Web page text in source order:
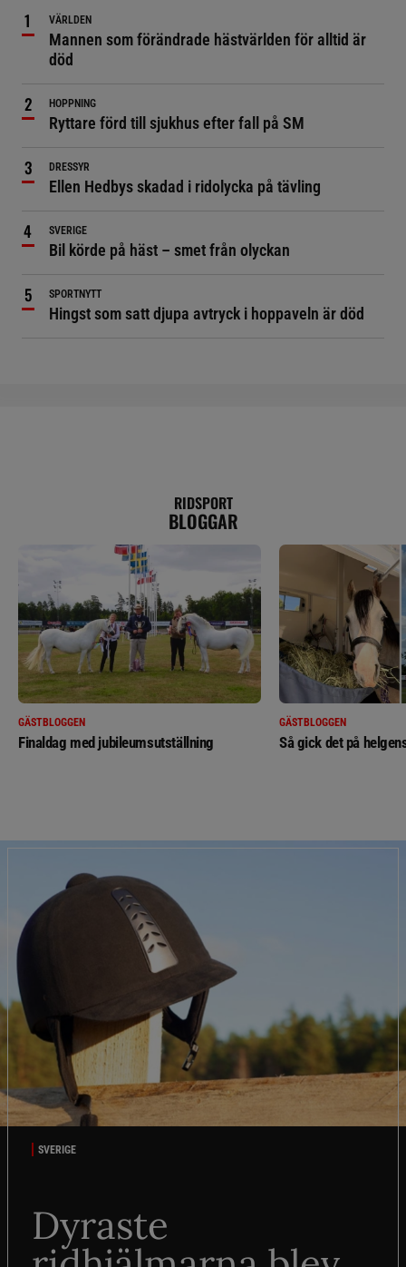
VÄRLDEN
Mannen som förändrade hästvärlden för alltid är
död
HOPPNING
Ryttare förd till sjukhus efter fall på SM
DRESSYR
Ellen Hedbys skadad i ridolycka på tävling
SVERIGE
Bil körde på häst – smet från olyckan
SPORTNYTT
Hingst som satt djupa avtryck i hoppaveln är död
RIDSPORT
BLOGGAR
GÄSTBLOGGEN
Finaldag med jubileumsutställning
GÄSTBLOGGEN
Så gick det på
SVERIGE
Dyraste